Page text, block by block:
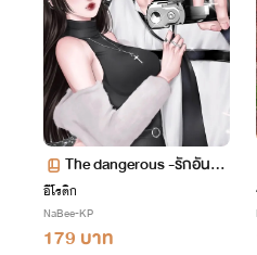
The dangerous -รักอันตร
ายของราชัน
อีโรติก
NaBee-KP
179 บาท